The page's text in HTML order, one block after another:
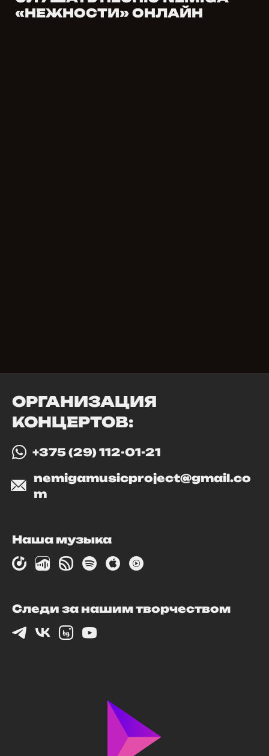
«НЕЖНОСТИ» ОНЛАЙН
ОРГАНИЗАЦИЯ
КОНЦЕРТОВ:
+375 (29) 112-01-21
nemigamusicproject@gmail.co
m
Наша музыка
Следи за нашим творчеством